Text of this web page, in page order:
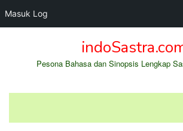
Masuk Log
Pesona Bahasa dan Sinopsis Lengkap